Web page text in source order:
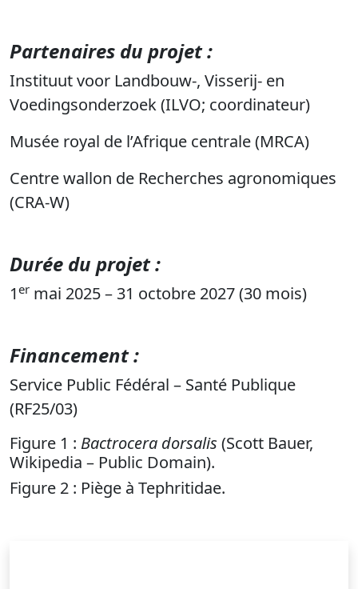
Partenaires du projet :
Instituut voor Landbouw-, Visserij- en
Voedingsonderzoek (ILVO; coordinateur)
Musée royal de l’Afrique centrale (MRCA)
Centre wallon de Recherches agronomiques
(CRA-W)
Durée du projet:
1 er mai 2025 – 31 octobre 2027 (30 mois)
Financement:
Service Public Fédéral – Santé Publique
(RF25/03)
Figure 1 : Bactrocera dorsalis (Scott Bauer,
Wikipedia – Public Domain).
Figure 2 : Piège à Tephritidae.